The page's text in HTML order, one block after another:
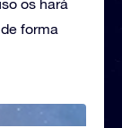
os hará
forma